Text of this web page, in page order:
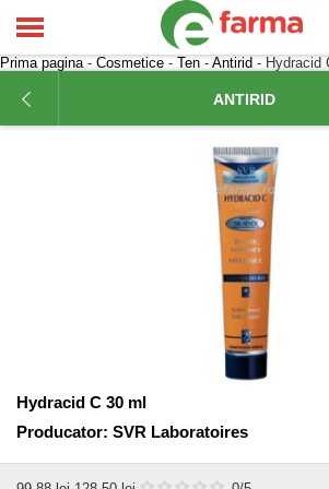
Prima pagina- Cosmetice - Ten - Antirid - Hydracid
ANTIRID
Hydracid C 30 ml
Producator: SVR Laboratoires